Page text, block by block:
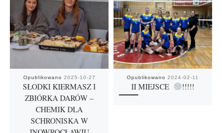
Opublikowano 2025-10-27
SŁODKI KIERMASZ I
ZBIÓRKA DARÓW –
CHEMIK DLA
SCHRONISKA W
Opublikowano 2024-02-11
II MIEJSCE !!!!!